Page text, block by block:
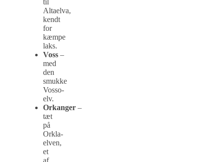
til
Altaelva,
kendt
for
kæmpe
laks.
Voss –
med
den
smukke
Vosso-
elv.
Orkanger –
tæt
på
Orkla-
elven,
et
af